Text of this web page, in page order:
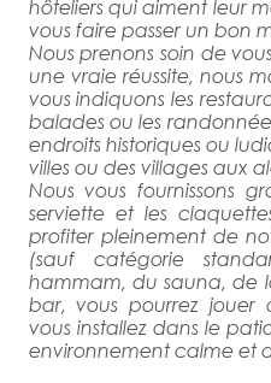
hôteliers qui aiment leur
vous faire passer un bon
Nous prenons soin de
une vraie réussite, nous
vous indiquons les
balades ou les
endroits historiques ou
villes ou des villages aux
Nous vous fournissons
serviette et les
profiter pleinement de
(sauf catégorie
hammam, du sauna, de
bar, vous pourrez
vous installez dans le
environnement calme et